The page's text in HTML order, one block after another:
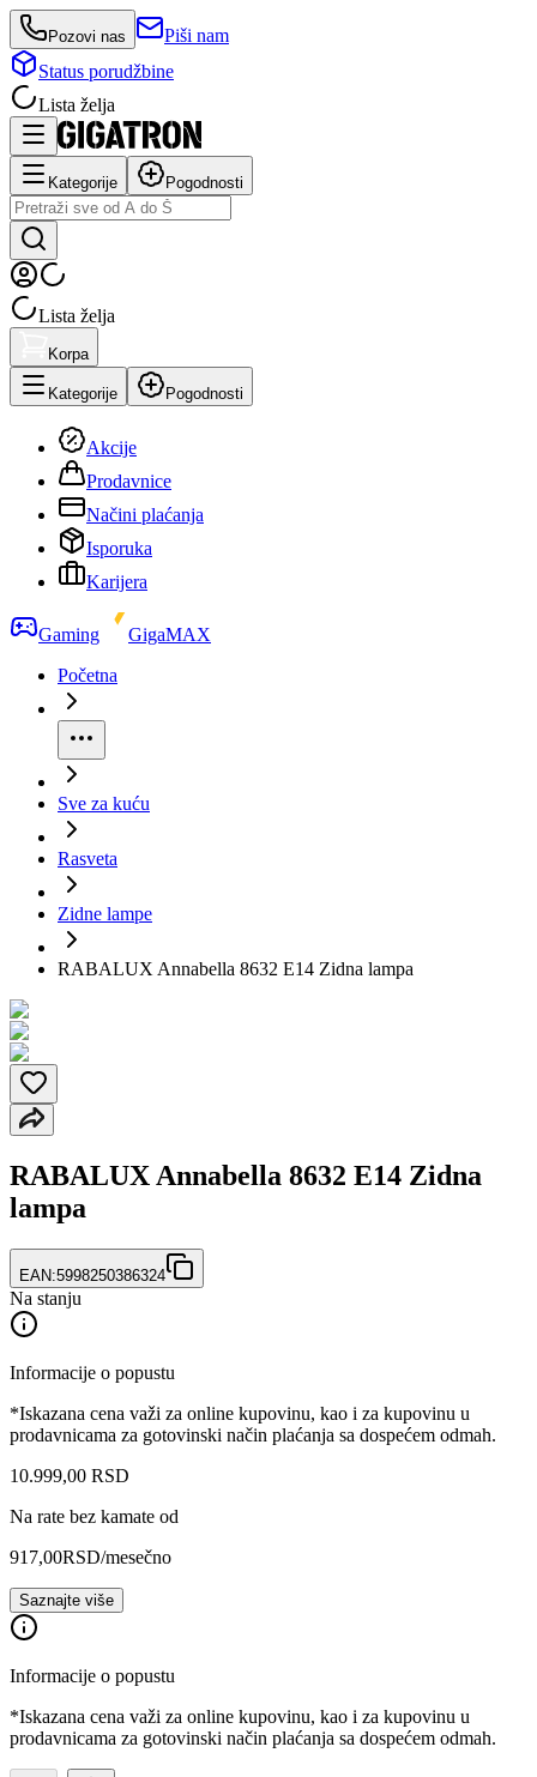
Pozovi nas
Piši nam
Status porudžbine
Lista želja
Kategorije Pogodnosti
Lista želja
Korpa
Kategorije Pogodnosti
Akcije
Prodavnice
Načini plaćanja
Isporuka
Karijera
Gaming
GigaMAX
Početna
Sve za kuću
Rasveta
Zidne lampe
RABALUX Annabella 8632 E14 Zidna lampa
RABALUX Annabella 8632 E14 Zidna
lampa
EAN:5998250386324
Na stanju
Informacije o popustu
*Iskazana cena važi za online kupovinu, kao i za kupovinu u
prodavnicama za gotovinski način plaćanja sa dospećem odmah.
10.999,00 RSD
Na rate bez kamate od
917,00RSD/mesečno
Saznajte više
Informacije o popustu
*Iskazana cena važi za online kupovinu, kao i za kupovinu u
prodavnicama za gotovinski način plaćanja sa dospećem odmah.